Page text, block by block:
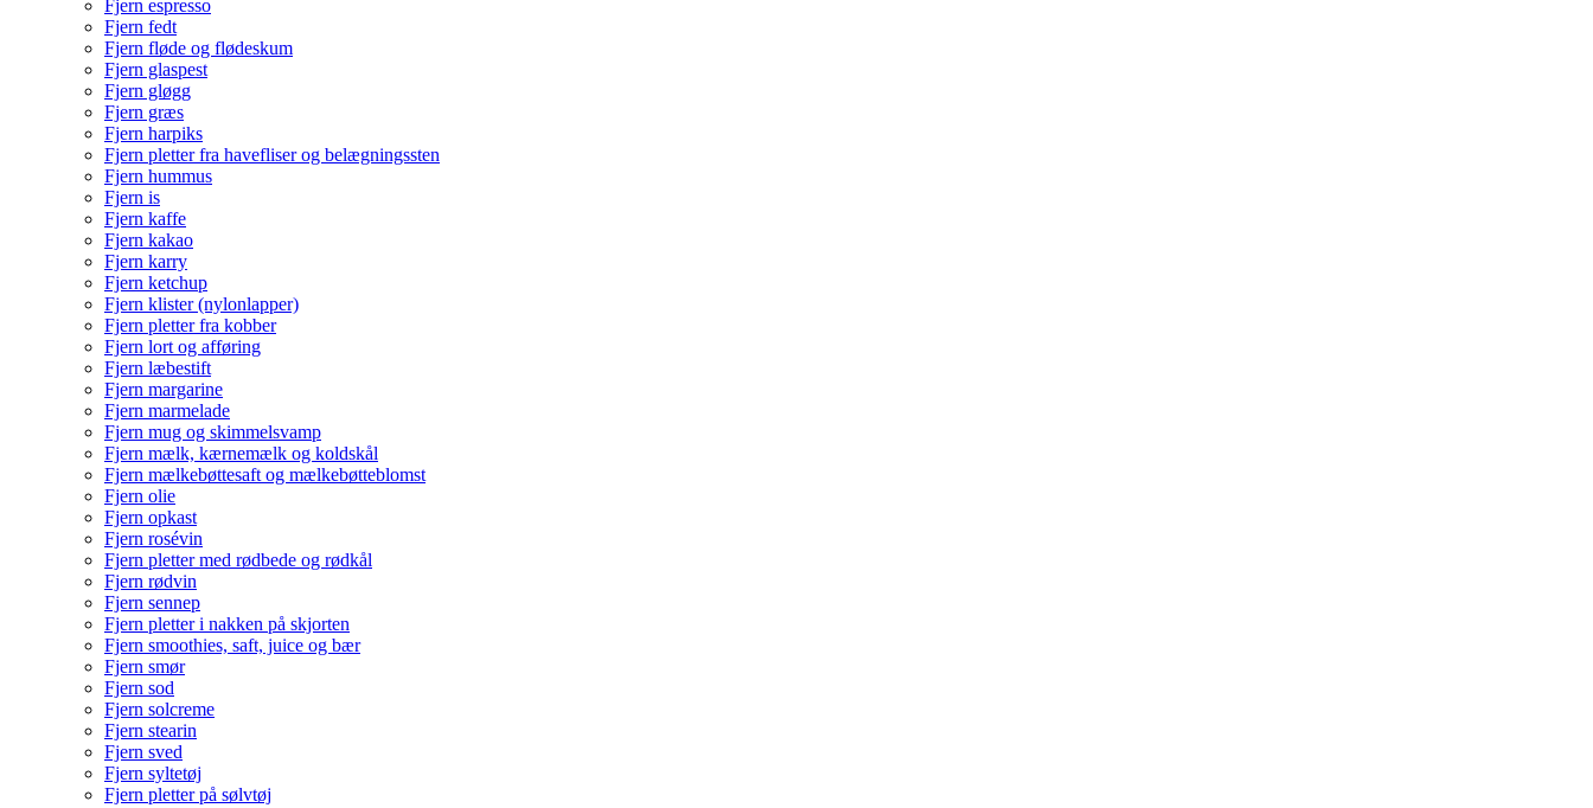
Fjern espresso
Fjern fedt
Fjern fløde og flødeskum
Fjern glaspest
Fjern gløgg
Fjern græs
Fjern harpiks
Fjern pletter fra havefliser og belægningssten
Fjern hummus
Fjern is
Fjern kaffe
Fjern kakao
Fjern karry
Fjern ketchup
Fjern klister (nylonlapper)
Fjern pletter fra kobber
Fjern lort og afføring
Fjern læbestift
Fjern margarine
Fjern marmelade
Fjern mug og skimmelsvamp
Fjern mælk, kærnemælk og koldskål
Fjern mælkebøttesaft og mælkebøtteblomst
Fjern olie
Fjern opkast
Fjern rosévin
Fjern pletter med rødbede og rødkål
Fjern rødvin
Fjern sennep
Fjern pletter i nakken på skjorten
Fjern smoothies, saft, juice og bær
Fjern smør
Fjern sod
Fjern solcreme
Fjern stearin
Fjern sved
Fjern syltetøj
Fjern pletter på sølvtøj